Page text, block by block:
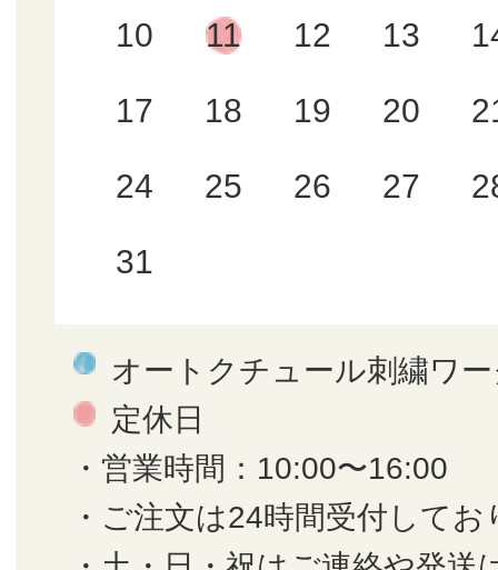
10 11 12 13
17 18 19 20
24 25 26 27
31
オートクチュール刺繍ワ
定休日
・営業時間：10:00〜16:00
・ご注文は24時間受付してお